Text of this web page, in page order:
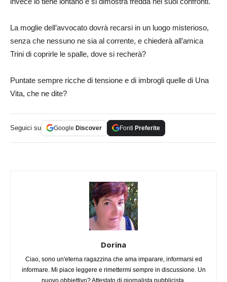
La moglie dell’avvocato dovrà recarsi in un luogo misterioso,
senza che nessuno ne sia al corrente, e chiederà all’amica
Trini di coprirle le spalle, dove si recherà?
Puntate sempre ricche di tensione e di imbrogli quelle di Una
Vita, che ne dite?
Seguici su Google Discover Fonti Preferite
Dorina
Ciao, sono un'eterna ragazzina che ama imparare, informarsi ed
informare. Mi piace leggere e rimettermi sempre in discussione. Un
nuovo obbiettivo? Attestato di giornalista pubblicista.